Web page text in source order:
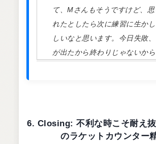
て、Mさんもそうですけど、思
れたとしたら次に練習に生か
しいなと思います。今日失敗
が出たから終わりじゃないから
6. Closing: 不利な時こそ耐え
のラケットカウンター